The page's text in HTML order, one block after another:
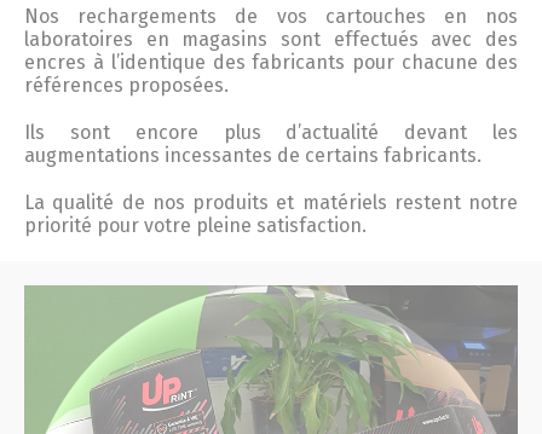
Nos rechargements de vos cartouches en nos
laboratoires en magasins sont effectués avec des
encres à l’identique des fabricants pour chacune des
références proposées.
Ils sont encore plus d’actualité devant les
augmentations incessantes de certains fabricants.
La qualité de nos produits et matériels restent notre
priorité pour votre pleine satisfaction.